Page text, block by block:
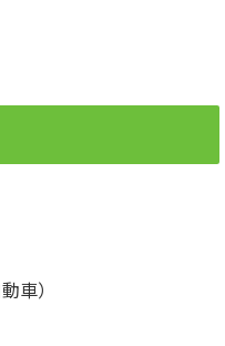
車）